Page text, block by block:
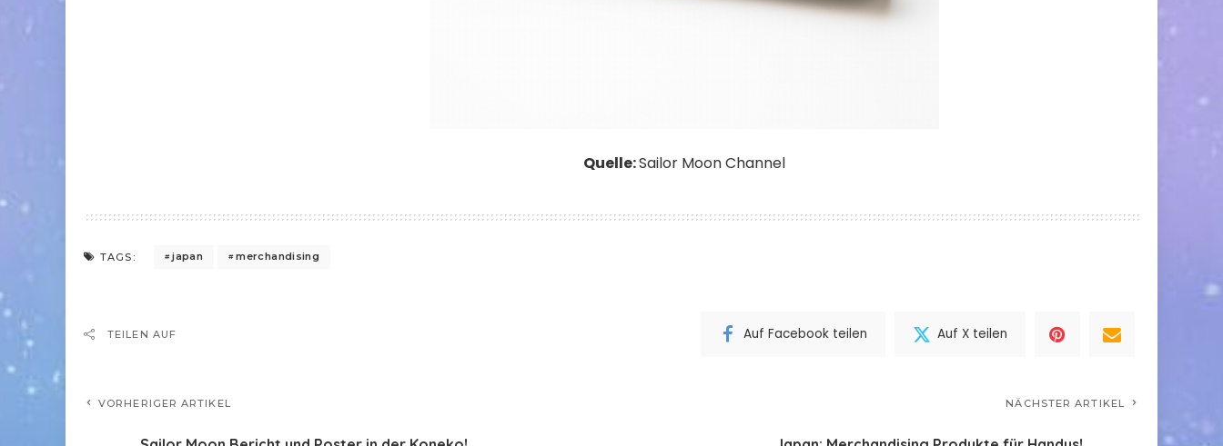
Quelle:Sailor Moon Channel
TAGS: japan merchandising
TEILEN AUF Auf Facebook teilen Auf X teilen
VORHERIGER ARTIKEL NÄCHSTER ARTIKEL